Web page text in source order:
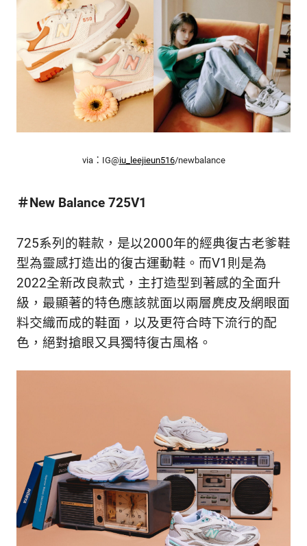
via：IG@iu_leejieun516/newbalance
＃New Balance 725V1
725系列的鞋款，是以2000年的經典復古老爹鞋
型為靈感打造出的復古運動鞋。而V1則是為
2022全新改良款式，主打造型到著感的全面升
級，最顯著的特色應該就面以兩層麂皮及網眼面
料交織而成的鞋面，以及更符合時下流行的配
色，絕對搶眼又具獨特復古風格。